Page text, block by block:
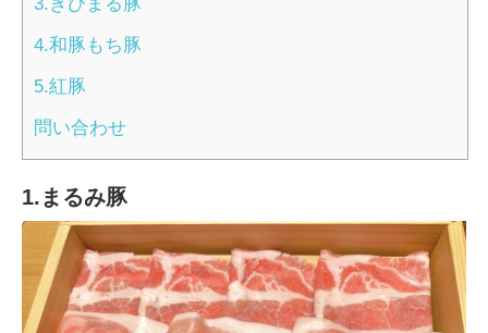
4.和豚もち豚
5.紅豚
問い合わせ
1.まるみ豚